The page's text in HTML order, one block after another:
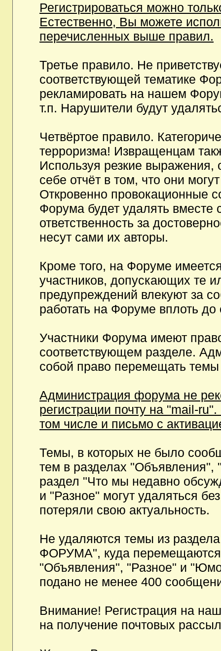
Регистрироваться можно
Естественно, Вы можете
перечисленных выше правил.
Третье правило. Не
соответствующей тематике
рекламировать на нашем
т.п. Нарушители будут
Четвёртое правило.
терроризма! Извращенцам
Используя резкие выражения,
себе отчёт в том, что они
Откровенно провокационные
Форума будет удалять вместе
ответственность за
несут сами их авторы.
Кроме того, на Форуме
участников, допускающих те
предупреждений влекуют за
работать на Форуме вплоть
Участники Форума имеют
соответствующем разделе.
собой право перемещать темы
Администрация форума не
регистрации почту на "mail-
том числе и письмо с
Темы, в которых не было
тем в разделах
раздел "Что мы недавно
и "Разное" могут удаляться
потеряли свою актуальность.
Не удаляются темы из
ФОРУМА", куда перемещаются
"Объявления", "Разное" и
подано не менее 400
Внимание! Регистрация на
на получение почтовых